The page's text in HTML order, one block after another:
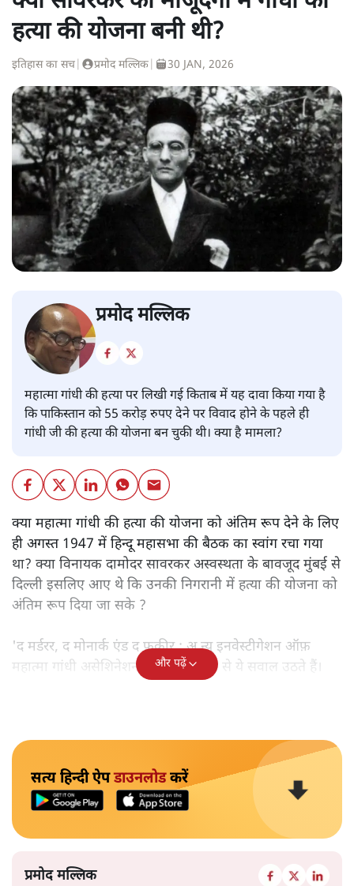
हत्या की योजना बनी थी?
इतिहास का सच प्रमोद मल्लिक 30 JAN, 2026
प्रमोद मल्लिक
महात्मा गांधी की हत्या पर लिखी गई किताब में यह दावा किया गया है
कि पाकिस्तान को 55 करोड़ रुपए देने पर विवाद होने के पहले ही
गांधी जी की हत्या की योजना बन चुकी थी। क्या है मामला?
क्या महात्मा गांधी की हत्या की योजना को अंतिम रूप देने के लिए
ही अगस्त 1947 में हिन्दू महासभा की बैठक का स्वांग रचा गया
था? क्या विनायक दामोदर सावरकर अस्वस्थता के बावजूद मुंबई से
दिल्ली इसलिए आए थे कि उनकी निगरानी में हत्या की योजना को
अंतिम रूप दिया जा सके ?
'द मर्डरर, द मोनार्क एंड द फ़कीर : अ न्यू इनवेस्टीगेशन ऑफ़
महात्मा गांधी असेशिनेशन' नामक किताब से ये सवाल उठते हैं।
और पढ़ें
सत्य हिन्दी ऐपडाउनलोडकरें
प्रमोद मल्लिक